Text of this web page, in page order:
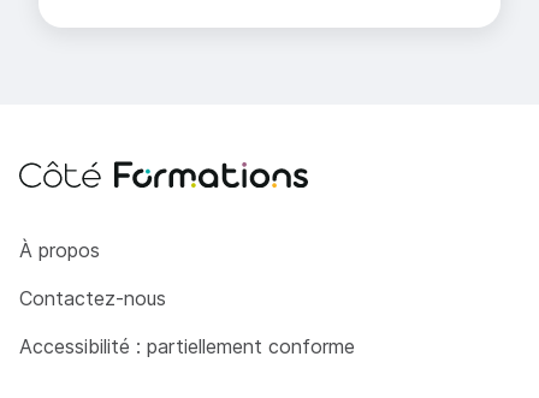
Côté Formations
À propos
Contactez-nous
Accessibilité : partiellement conforme